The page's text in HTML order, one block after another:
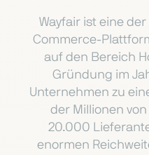
Wayfair ist eine
Commerce-
auf den Bereich
Gründung im
Unternehmen zu
der Millionen
20.000
enormen